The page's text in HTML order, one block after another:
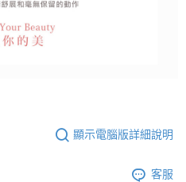
顯示電腦版詳細說明
客服